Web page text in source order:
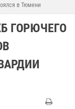
в Тюмени
ГОРЮЧЕГО